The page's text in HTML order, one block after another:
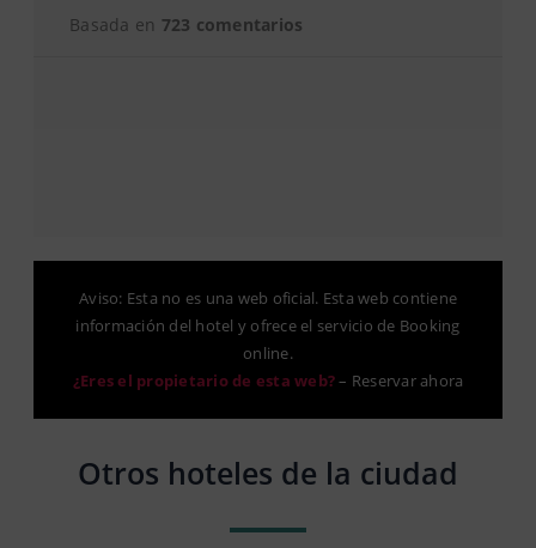
Basada en 723 comentarios
Aviso: Esta no es una web oficial. Esta web contiene
información del hotel y ofrece el servicio de Booking
online.
¿Eres el propietario de esta web?– Reservar ahora
Otros hoteles de la ciudad